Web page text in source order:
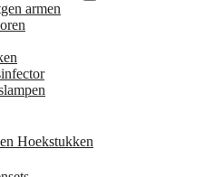
armen
Hoekstukken